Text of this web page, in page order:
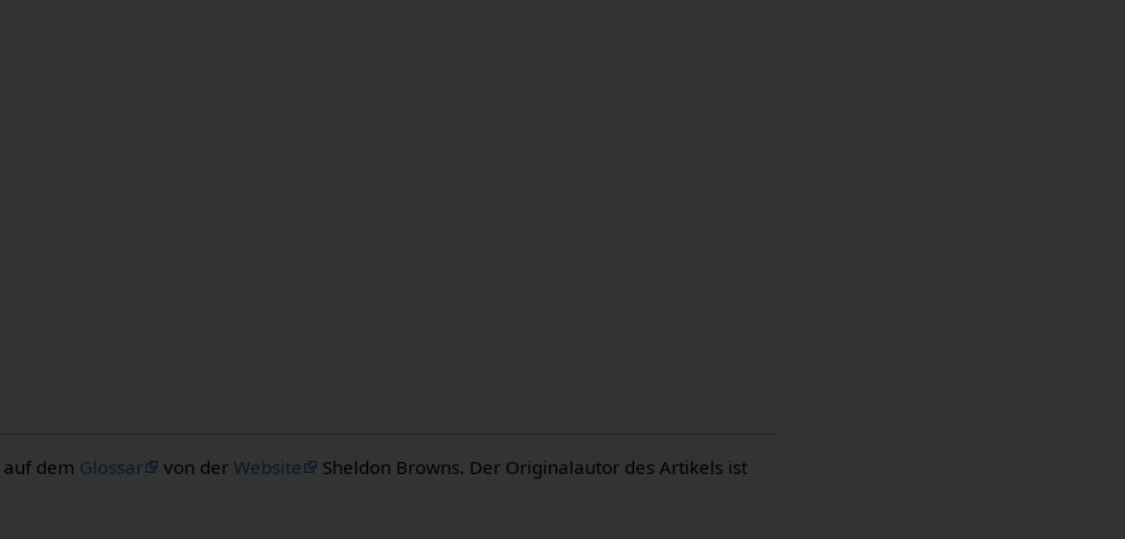
dem Glossar von derWebsite
Sheldon Browns. Der Originalautor des Artikels ist